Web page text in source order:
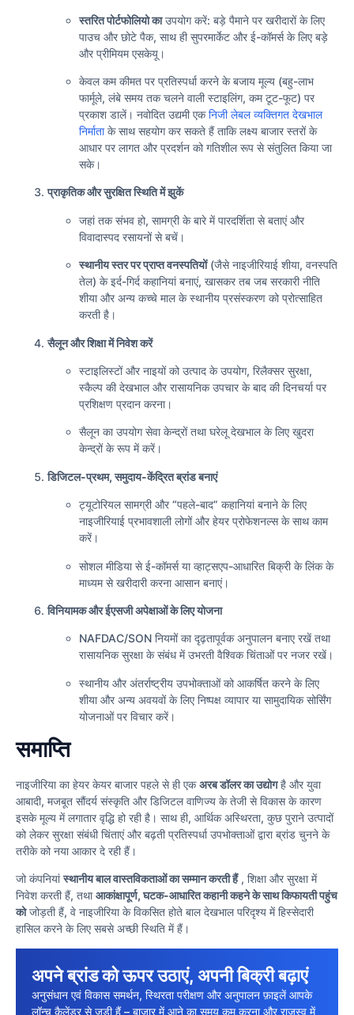
स्तरित पोर्टफोलियो काउपयोग करें: बड़े पैमाने पर खरीदारों के लिए
पाउच और छोटे पैक, साथ ही सुपरमार्केट और ई-कॉमर्स के लिए बड़े
और प्रीमियम एसकेयू।
केवल कम कीमत पर प्रतिस्पर्धा करने के बजाय मूल्य (बहु-लाभ
फार्मूले, लंबे समय तक चलने वाली स्टाइलिंग, कम टूट-फूट) पर
प्रकाश डालें। नवोदित उद्यमी एकनिजी लेबल व्यक्तिगत देखभाल
निर्माताके साथ सहयोग कर सकते हैं ताकि लक्ष्य बाजार स्तरों के
आधार पर लागत और प्रदर्शन को गतिशील रूप से संतुलित किया जा
सके।
प्राकृतिक और सुरक्षित स्थिति में झुकें
जहां तक ​​संभव हो, सामग्री के बारे में पारदर्शिता से बताएं और
विवादास्पद रसायनों से बचें।
स्थानीय स्तर पर प्राप्त वनस्पतियों(जैसे नाइजीरियाई शीया, वनस्पति
तेल) के इर्द-गिर्द कहानियां बनाएं, खासकर तब जब सरकारी नीति
शीया और अन्य कच्चे माल के स्थानीय प्रसंस्करण को प्रोत्साहित
करती है।
सैलून और शिक्षा में निवेश करें
स्टाइलिस्टों और नाइयों को उत्पाद के उपयोग, रिलैक्सर सुरक्षा,
स्कैल्प की देखभाल और रासायनिक उपचार के बाद की दिनचर्या पर
प्रशिक्षण प्रदान करना।
सैलून का उपयोग सेवा केन्द्रों तथा घरेलू देखभाल के लिए खुदरा
केन्द्रों के रूप में करें।
डिजिटल-प्रथम, समुदाय-केंद्रित ब्रांड बनाएं
ट्यूटोरियल सामग्री और “पहले-बाद” कहानियां बनाने के लिए
नाइजीरियाई प्रभावशाली लोगों और हेयर प्रोफेशनल्स के साथ काम
करें।
सोशल मीडिया से ई-कॉमर्स या व्हाट्सएप-आधारित बिक्री के लिंक के
माध्यम से खरीदारी करना आसान बनाएं।
विनियामक और ईएसजी अपेक्षाओं के लिए योजना
NAFDAC/SON नियमों का दृढ़तापूर्वक अनुपालन बनाए रखें तथा
रासायनिक सुरक्षा के संबंध में उभरती वैश्विक चिंताओं पर नजर रखें।
स्थानीय और अंतर्राष्ट्रीय उपभोक्ताओं को आकर्षित करने के लिए
शीया और अन्य अवयवों के लिए निष्पक्ष व्यापार या सामुदायिक सोर्सिंग
योजनाओं पर विचार करें।
समाप्ति
नाइजीरिया का हेयर केयर बाजार पहले से ही एकअरब डॉलर का उद्योगहै और युवा
आबादी, मजबूत सौंदर्य संस्कृति और डिजिटल वाणिज्य के तेजी से विकास के कारण
इसके मूल्य में लगातार वृद्धि हो रही है। साथ ही, आर्थिक अस्थिरता, कुछ पुराने उत्पादों
को लेकर सुरक्षा संबंधी चिंताएं और बढ़ती प्रतिस्पर्धा उपभोक्ताओं द्वारा ब्रांड चुनने के
तरीके को नया आकार दे रही हैं।
जो कंपनियांस्थानीय बाल वास्तविकताओं का सम्मान करती हैं, शिक्षा और सुरक्षा में
निवेश करती हैं, तथाआकांक्षापूर्ण, घटक-आधारित कहानी कहने के साथ किफायती पहुंच
कोजोड़ती हैं, वे नाइजीरिया के विकसित होते बाल देखभाल परिदृश्य में हिस्सेदारी
हासिल करने के लिए सबसे अच्छी स्थिति में हैं।
अपने ब्रांड को ऊपर उठाएं, अपनी बिक्री बढ़ाएं
अनुसंधान एवं विकास समर्थन, स्थिरता परीक्षण और अनुपालन फ़ाइलें आपके
लॉन्च कैलेंडर से जुड़ी हैं – बाज़ार में आने का समय कम करना और राजस्व में